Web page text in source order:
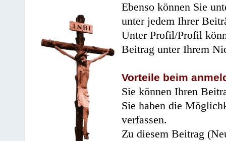
Ebenso können Sie
unter jedem Ihrer
Unter Profil/Profil
Beitrag unter Ihrem
Vorteile beim
Sie können Ihren
Sie haben die
verfassen.
Zu diesem Beitrag